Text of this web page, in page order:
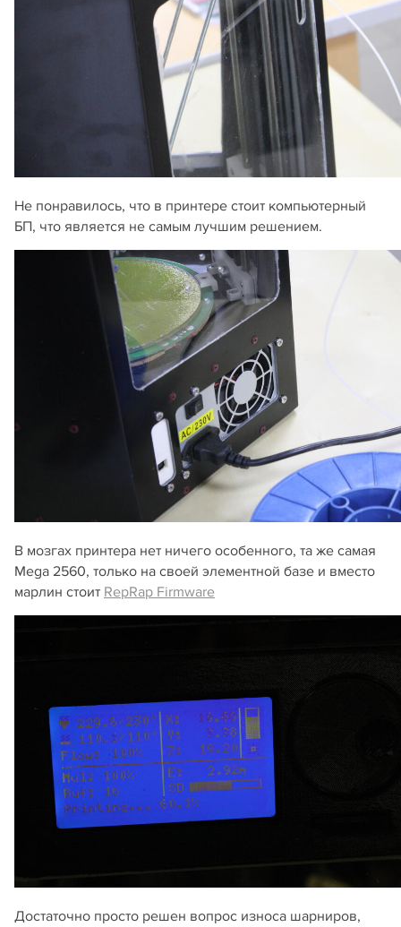
Не понравилось, что в принтере стоит компьютерный
БП, что является не самым лучшим решением.
В мозгах принтера нет ничего особенного, та же самая
Mega 2560, только на своей элементной базе и вместо
марлин стоит RepRap Firmware
Достаточно просто решен вопрос износа шарниров,